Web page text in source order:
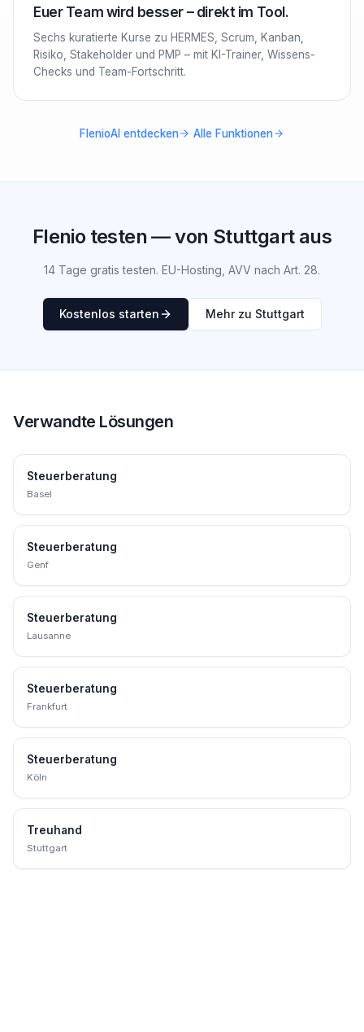
Euer Team wird besser – direkt im Tool.
Sechs kuratierte Kurse zu HERMES, Scrum, Kanban,
Risiko, Stakeholder und PMP – mit KI-Trainer, Wissens-
Checks und Team-Fortschritt.
FlenioAI entdecken Alle Funktionen
Flenio testen — von Stuttgart aus
14 Tage gratis testen. EU-Hosting, AVV nach Art. 28.
Kostenlos starten Mehr zu Stuttgart
Verwandte Lösungen
Steuerberatung
Basel
Steuerberatung
Genf
Steuerberatung
Lausanne
Steuerberatung
Frankfurt
Steuerberatung
Köln
Treuhand
Stuttgart